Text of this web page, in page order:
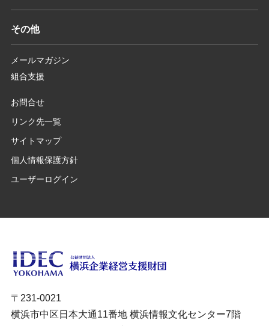
その他
メールマガジン
組合支援
お問合せ
リンク先一覧
サイトマップ
個人情報保護方針
ユーザーログイン
〒231-0021
横浜市中区日本大通11番地 横浜情報文化センター7階